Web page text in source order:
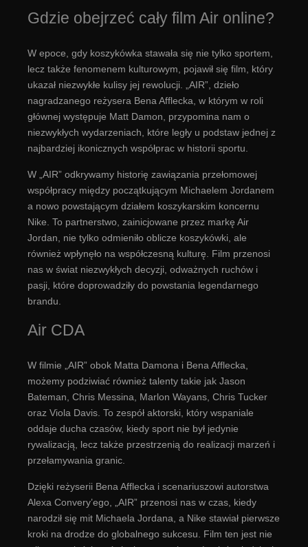
Gdzie obejrzeć cały film Air online?
W epoce, gdy koszykówka stawała się nie tylko sportem,
lecz także fenomenem kulturowym, pojawił się film, który
ukazał niezwykłe kulisy jej rewolucji. „AIR”, dzieło
nagradzanego reżysera Bena Afflecka, w którym w roli
głównej występuje Matt Damon, przypomina nam o
niezwykłych wydarzeniach, które legły u podstaw jednej z
najbardziej ikonicznych współprac w historii sportu.
W „AIR” odkrywamy historię zawiązania przełomowej
współpracy między początkującym Michaelem Jordanem
a nowo powstającym działem koszykarskim koncernu
Nike. To partnerstwo, zainicjowane przez markę Air
Jordan, nie tylko odmieniło oblicze koszykówki, ale
również wpłynęło na współczesną kulturę. Film przenosi
nas w świat niezwykłych decyzji, odważnych ruchów i
pasji, które doprowadziły do powstania legendarnego
brandu.
Air CDA
W filmie „AIR” obok Matta Damona i Bena Afflecka,
możemy podziwiać również talenty takie jak Jason
Bateman, Chris Messina, Marlon Wayans, Chris Tucker
oraz Viola Davis. To zespół aktorski, który wspaniale
oddaje ducha czasów, kiedy sport nie był jedynie
rywalizacją, lecz także przestrzenią do realizacji marzeń i
przełamywania granic.
Dzięki reżyserii Bena Afflecka i scenariuszowi autorstwa
Alexa Convery’ego, „AIR” przenosi nas w czas, kiedy
narodził się mit Michaela Jordana, a Nike stawiał pierwsze
kroki na drodze do globalnego sukcesu. Film ten jest nie